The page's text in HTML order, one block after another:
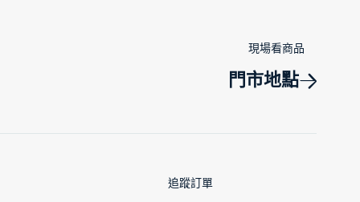
現場看商品
門市地點
追蹤訂單